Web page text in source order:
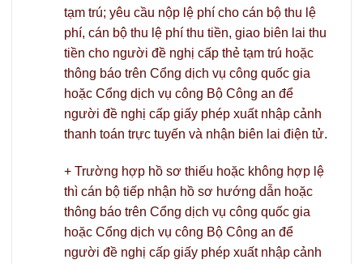
tạm trú; yêu cầu nộp lệ phí cho cán bộ thu lệ
phí, cán bộ thu lệ phí thu tiền, giao biên lai thu
tiền cho người đề nghị cấp thẻ tạm trú hoặc
thông báo trên Cổng dịch vụ công quốc gia
hoặc Cổng dịch vụ công Bộ Công an để
người đề nghị cấp giấy phép xuất nhập cảnh
thanh toán trực tuyến và nhận biên lai điện tử.
+ Trường hợp hồ sơ thiếu hoặc không hợp lệ
thì cán bộ tiếp nhận hồ sơ hướng dẫn hoặc
thông báo trên Cổng dịch vụ công quốc gia
hoặc Cổng dịch vụ công Bộ Công an để
người đề nghị cấp giấy phép xuất nhập cảnh